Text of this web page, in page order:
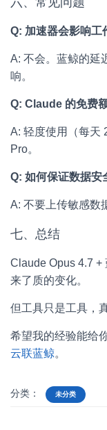
Q: 加速器会影响工
A: 不会。蓝鲸的延
响。
Q: Claude 的免费
A: 轻度使用（每天
Pro。
Q: 如何保证数据安
A: 不要上传敏感数
七、总结
Claude Opus 4.7 +
来了质的变化。
但工具只是工具，
希望我的经验能给
云联蓝鲸。
分类： 未分类